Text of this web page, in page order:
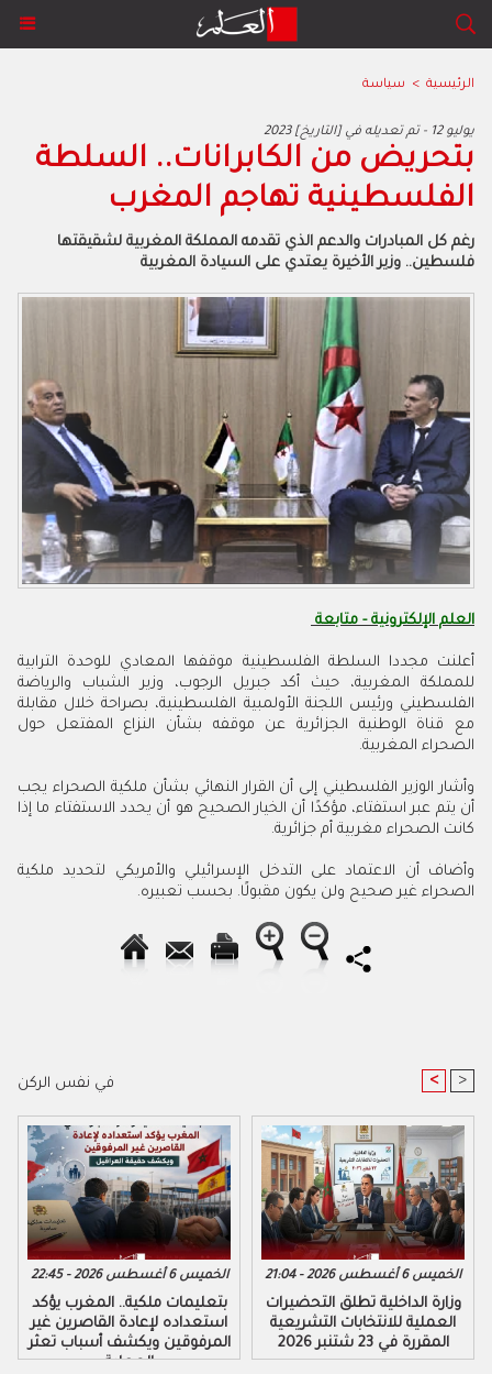
الرئيسية > سياسة
2023 يوليو 12 - تم تعديله في [التاريخ]
بتحريض من الكابرانات.. السلطة
الفلسطينية تهاجم المغرب
رغم كل المبادرات والدعم الذي تقدمه المملكة المغربية لشقيقتها
فلسطين.. وزير الأخيرة يعتدي على السيادة المغربية
العلم الإلكترونية - متابعة
أعلنت مجددا السلطة الفلسطينية موقفها المعادي للوحدة الترابية
للمملكة المغربية، حيث أكد جبريل الرجوب، وزير الشباب والرياضة
الفلسطيني ورئيس اللجنة الأولمبية الفلسطينية، بصراحة خلال مقابلة
مع قناة الوطنية الجزائرية عن موقفه بشأن النزاع المفتعل حول
الصحراء المغربية.
وأشار الوزير الفلسطيني إلى أن القرار النهائي بشأن ملكية الصحراء يجب
أن يتم عبر استفتاء، مؤكدًا أن الخيار الصحيح هو أن يحدد الاستفتاء ما إذا
كانت الصحراء مغربية أم جزائرية.
وأضاف أن الاعتماد على التدخل الإسرائيلي والأمريكي لتحديد ملكية
الصحراء غير صحيح ولن يكون مقبولًا. بحسب تعبيره.
في نفس الركن < >
الخميس 6 أغسطس 2026 - 22:45
بتعليمات ملكية.. المغرب يؤكد
استعداده لإعادة القاصرين غير
المرفوقين ويكشف أسباب تعثر
العملية
الخميس 6 أغسطس 2026 - 21:04
وزارة الداخلية تطلق التحضيرات
العملية للانتخابات التشريعية
المقررة في 23 شتنبر 2026